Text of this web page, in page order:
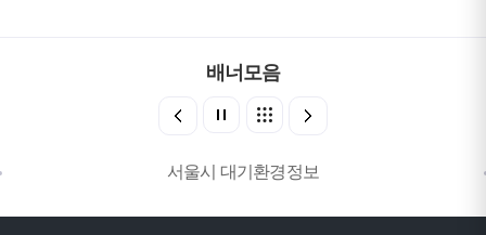
배너모음
서울시 대기환경정보